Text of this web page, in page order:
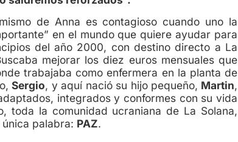
de Anna es contagioso cuando uno la
en el mundo que quiere ayudar para
del año 2000, con destino directo a La
mejorar los diez euros mensuales que
trabajaba como enfermera en la planta de
Sergio, y aquí nació su hijo pequeño, Martin,
integrados y conformes con su vida
toda la comunidad ucraniana de La Solana,
palabra: PAZ.